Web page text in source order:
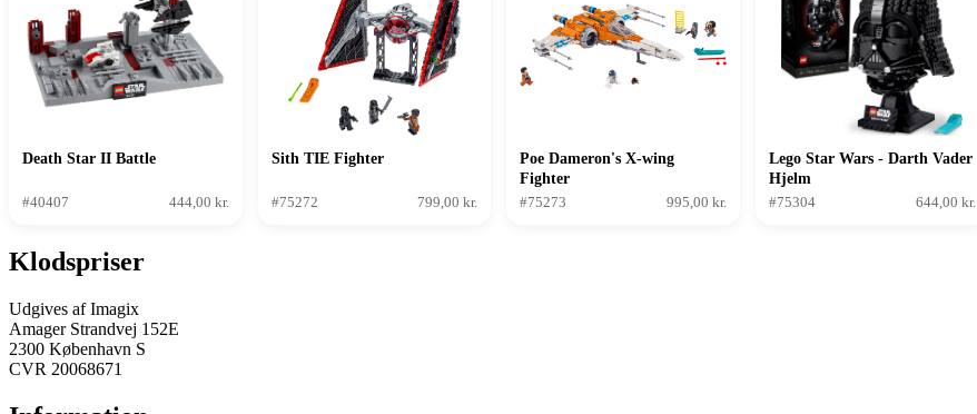
Death Star II Battle
#40407 444,00 kr.
Sith TIE Fighter
#75272 799,00 kr.
Poe Dameron's X-wing
Fighter
#75273
995,00 kr.
Lego Star Wars - Darth Vader
Hjelm
#75304
644,00 kr.
Klodspriser
Udgives af Imagix
Amager Strandvej 152E
2300 København S
CVR 20068671